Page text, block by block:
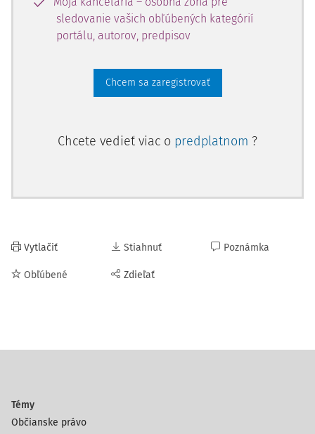
sledovanie vašich obľúbených kategórií
portálu, autorov, predpisov
Chcem sa zaregistrovať
Chcete vedieť viac o predplatnom ?
Vytlačiť
Obľúbené
Stiahnuť
Zdieľať
Poznámka
Témy
Občianske právo